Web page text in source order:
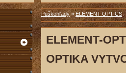
Puškohľady»ELEMENT-OPTICS
ELEMENT-
OPTIKA